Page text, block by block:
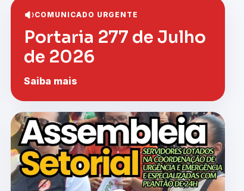
COMUNICADO URGENTE
Portaria 277 de Julho
de 2026
Saiba mais